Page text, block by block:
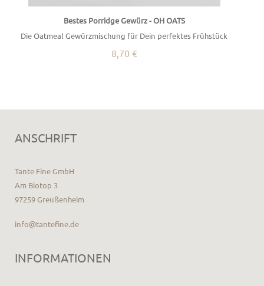
Bestes Porridge Gewürz - OH OATS
Die Oatmeal Gewürzmischung für Dein perfektes Frühstück
8,70 €
ANSCHRIFT
Tante Fine GmbH
Am Biotop 3
97259 Greußenheim
info@tantefine.de
INFORMATIONEN